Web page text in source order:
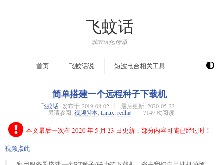
飞蚊话
非Win化传承
首页
飞蚊话说 短波电台相关工具
简单搭建一个远程种子下载机
飞蚊话发布于 2019-08-02 最后更新: 2020-05-23
另请参阅: 视频脚本, Linux redhat 7149 次阅读
本文最后一次在 2020 年 5 月 23 日更新，部分内容可能已经过时！
视频点此